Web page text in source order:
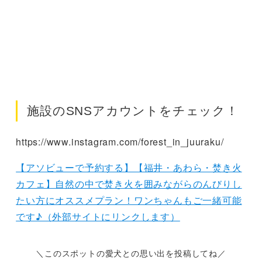
施設のSNSアカウントをチェック！
https://www.instagram.com/forest_in_juuraku/
【アソビューで予約する】【福井・あわら・焚き火
カフェ】自然の中で焚き火を囲みながらのんびりし
たい方にオススメプラン！ワンちゃんもご一緒可能
です♪（外部サイトにリンクします）
＼このスポットの愛犬との思い出を投稿してね／